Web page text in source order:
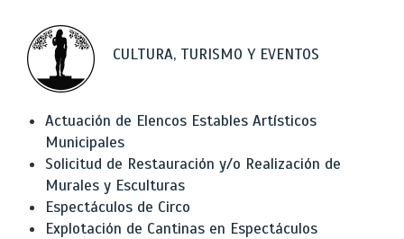
CULTURA, TURISMO Y EVENTOS
Actuación de Elencos Estables Artísticos
Municipales
Solicitud de Restauración y/o Realización de
Murales y Esculturas
Espectáculos de Circo
Explotación de Cantinas en Espectáculos